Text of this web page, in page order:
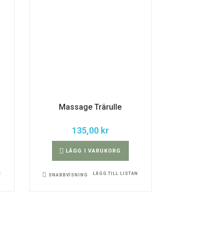
Massage Trärulle
135,00 kr
LÄGG I VARUKORG
SNABBVISNING LÄGG TILL LISTAN